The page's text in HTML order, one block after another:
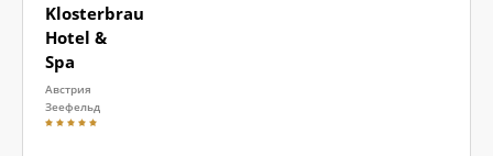
Klosterbrau
Hotel &
Spa
Австрия
Зеефельд